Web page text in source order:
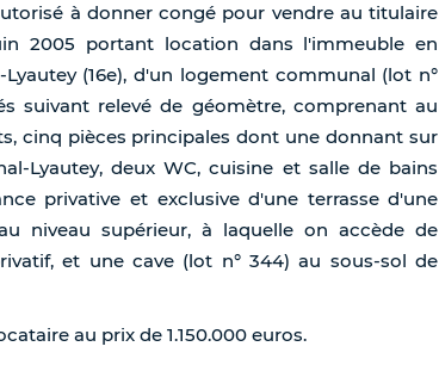
à donner congé pour vendre au titulaire
2005 portant location dans l'immeuble en
(16e), d'un logement communal (lot n°
suivant relevé de géomètre, comprenant au
cinq pièces principales dont une donnant sur
Lyautey, deux WC, cuisine et salle de bains
privative et exclusive d'une terrasse d'une
niveau supérieur, à laquelle on accède de
et une cave (lot n° 344) au sous-sol de
au prix de 1.150.000 euros.